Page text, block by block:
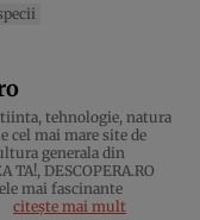
tehnologie, natura
cel mai mare site de
generala din
TA!, DESCOPERA.RO
mai fascinante
citește mai mult